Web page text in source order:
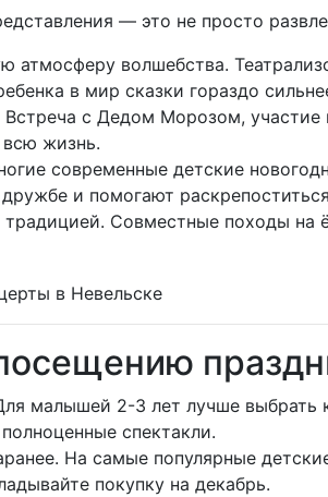
— это не просто
атмосферу волшебства.
в мир сказки гораздо
с Дедом Морозом, участие
жизнь.
современные детские
и помогают
Совместные походы на
малышей 2-3 лет лучше
спектакли.
На самые популярные
покупку на декабрь.